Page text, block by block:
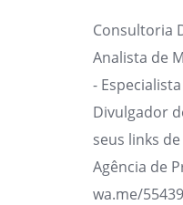
Consultoria
Analista de
-
Divulgador
seus links
Agência de
wa.me/